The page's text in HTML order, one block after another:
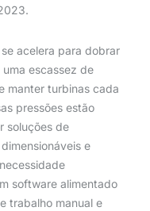
acelera para dobrar
escassez de
manter turbinas cada
pressões estão
soluções de
e
software alimentado
trabalho manual e